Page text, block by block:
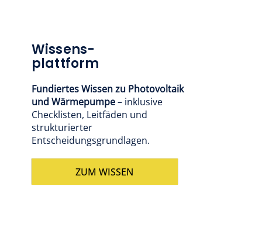
Wissens-
plattform
Fundiertes Wissen zu Photovoltaik
und Wärmepumpe– inklusive
Checklisten, Leitfäden und
strukturierter
Entscheidungsgrundlagen.
ZUM WISSEN